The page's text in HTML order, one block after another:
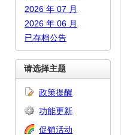
2026 年 07 月
2026 年 06 月
已存档公告
请选择主题
政策提醒
功能更新
促销活动